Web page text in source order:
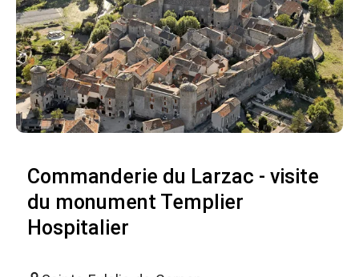
Commanderie du Larzac - visite
du monument Templier
Hospitalier